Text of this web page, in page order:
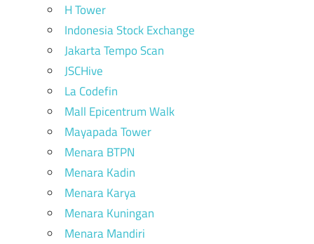
H Tower
Indonesia Stock Exchange
Jakarta Tempo Scan
JSCHive
La Codefin
Mall Epicentrum Walk
Mayapada Tower
Menara BTPN
Menara Kadin
Menara Karya
Menara Kuningan
Menara Mandiri